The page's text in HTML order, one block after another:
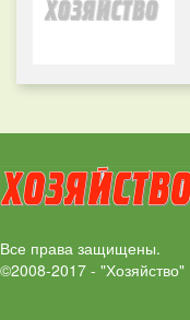
Все права защищены.
©2008-2017 - "Хозяйство"